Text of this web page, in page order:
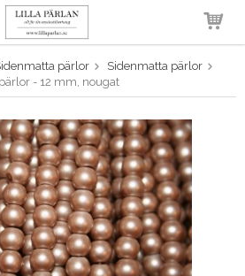
har blivit tillagd i
varukorgen
pärlor
Sidenmatta pärlor
- 12 mm, nougat